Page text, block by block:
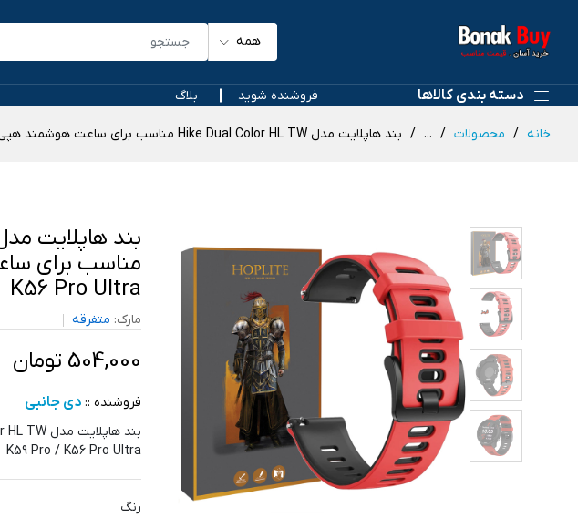
همه
دسته بندی کالاها فروشنده شوید بلاگ
خانه محصولات ... بند هاپلایت مدل Hike Dual Color HL TW مناسب برای ساعت هوشمند هپی تاچ K59 Pro / K56 Pro Ultra
K56 Pro Ultra
مارک: متفرقه
504,000 تومان
فروشنده :: دی جانبی
K59 Pro / K56 Pro Ultra
رنگ